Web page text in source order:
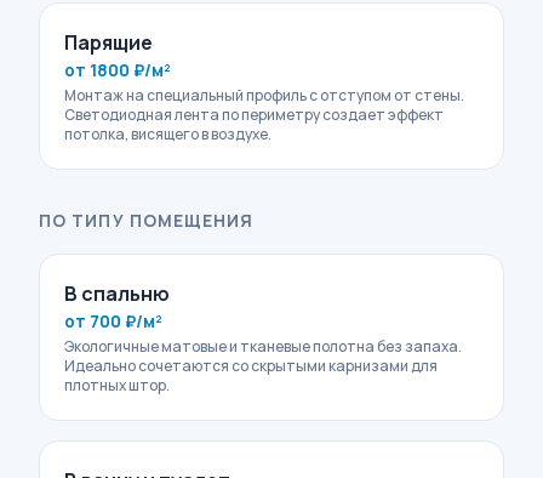
Парящие
от 1800 ₽/м²
Монтаж на специальный профиль с отступом от стены.
Светодиодная лента по периметру создает эффект
потолка, висящего в воздухе.
ПО ТИПУ ПОМЕЩЕНИЯ
В спальню
от 700 ₽/м²
Экологичные матовые и тканевые полотна без запаха.
Идеально сочетаются со скрытыми карнизами для
плотных штор.